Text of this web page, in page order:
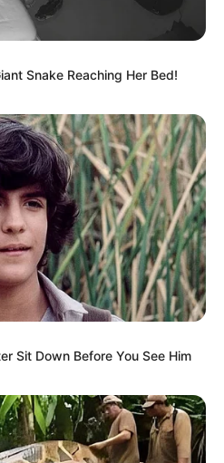
ΤΑΞΙΔΙ
Snake Reaching Her Bed!
Sit Down Before You See Him